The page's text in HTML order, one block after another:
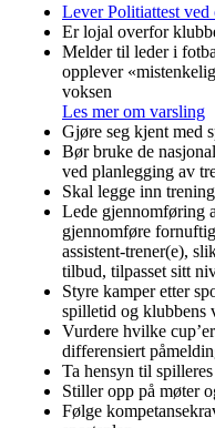
Lever Politiattest ved
Er lojal overfor
Melder til leder i
opplever
voksen
Les mer om varsling
Gjøre seg kjent med
Bør bruke de
ved planlegging av
Skal legge inn
Lede gjennomføring
gjennomføre
assistent-trener(e),
tilbud, tilpasset sitt
Styre kamper etter
spilletid og klubbens
Vurdere hvilke
differensiert
Ta hensyn til
Stiller opp på møter
Følge